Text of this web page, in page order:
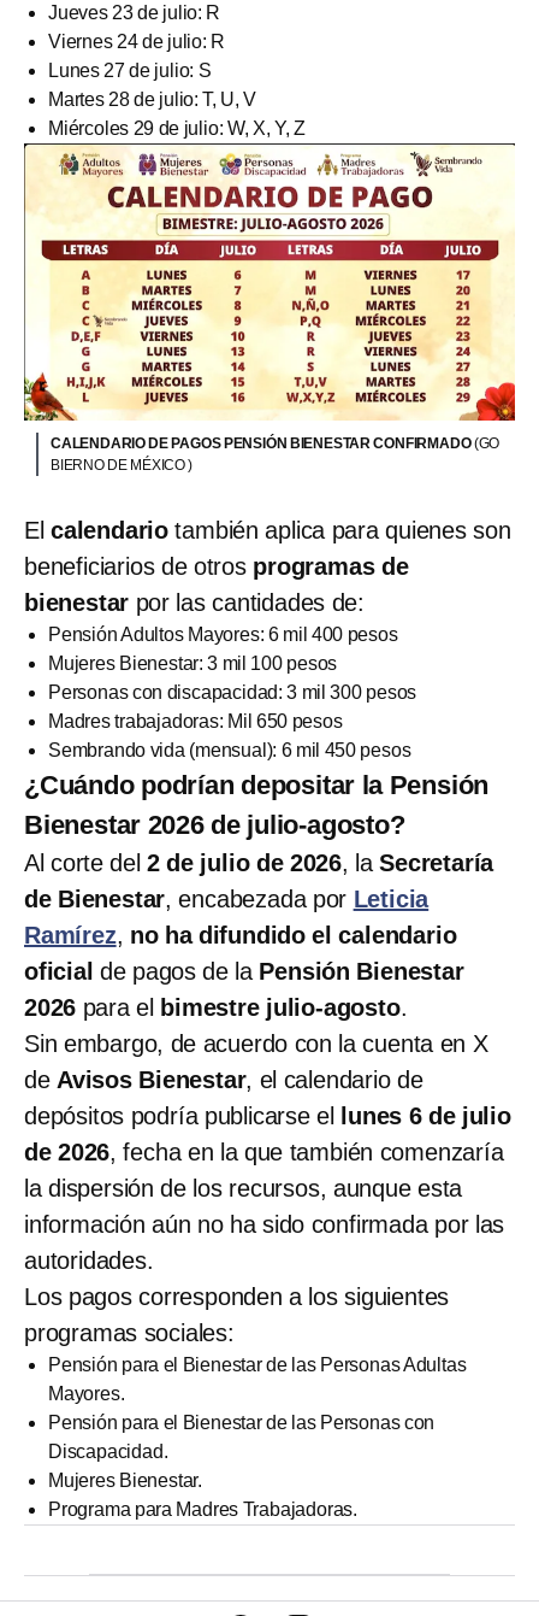
Jueves 23 de julio: R
Viernes 24 de julio: R
Lunes 27 de julio: S
Martes 28 de julio: T, U, V
Miércoles 29 de julio: W, X, Y, Z
CALENDARIO DE PAGOS PENSIÓN BIENESTAR CONFIRMADO(GO
BIERNO DE MÉXICO )
El calendario también aplica para quienes son
beneficiarios de otros programas de
bienestar por las cantidades de:
Pensión Adultos Mayores: 6 mil 400 pesos
Mujeres Bienestar: 3 mil 100 pesos
Personas con discapacidad: 3 mil 300 pesos
Madres trabajadoras: Mil 650 pesos
Sembrando vida (mensual): 6 mil 450 pesos
¿Cuándo podrían depositar la Pensión
Bienestar 2026 de julio-agosto?
Al corte del2 de julio de 2026, laSecretaría
de Bienestar, encabezada por Leticia
Ramírez, no ha difundido el calendario
oficial de pagos de la Pensión Bienestar
2026 para el bimestre julio-agosto.
Sin embargo, de acuerdo con la cuenta en X
de Avisos Bienestar, el calendario de
depósitos podría publicarse el
lunes 6 de julio
de 2026, fecha en la que también comenzaría
la dispersión de los recursos, aunque esta
información aún no ha sido confirmada por las
autoridades.
Los pagos corresponden a los siguientes
programas sociales:
Pensión para el Bienestar de las Personas Adultas
Mayores.
Pensión para el Bienestar de las Personas con
Discapacidad.
Mujeres Bienestar.
Programa para Madres Trabajadoras.